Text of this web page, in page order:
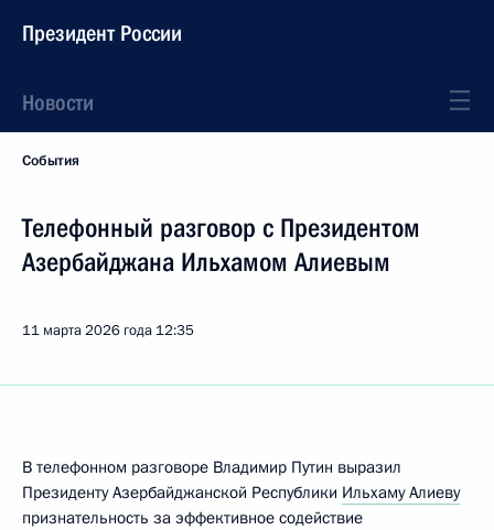
Президент России
Новости
События
Телефонный разговор с Президентом
Азербайджана Ильхамом Алиевым
11 марта 2026 года 12:35
В телефонном разговоре Владимир Путин выразил
Президенту Азербайджанской Республики Ильхаму Алиеву
признательность за эффективное содействие